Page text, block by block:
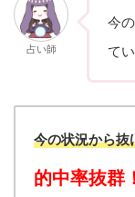
占い師
今
て
今の状況から
的中率抜群